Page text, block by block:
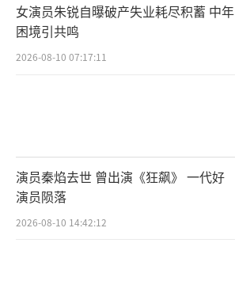
女演员朱锐自曝破产失业耗尽积蓄 中年
困境引共鸣
2026-08-10 07:17:11
演员秦焰去世 曾出演《狂飙》 一代好
演员陨落
2026-08-10 14:42:12